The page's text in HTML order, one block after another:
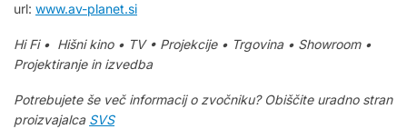
url: www.av-planet.si
Hi Fi • Hišni kino • TV • Projekcije • Trgovina • Showroom •
Projektiranje in izvedba
Potrebujete še več informacij o zvočniku? Obiščite uradno stran
proizvajalca SVS